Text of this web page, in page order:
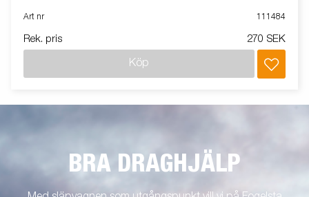
Art nr 111484
Rek. pris 270 SEK
Köp
BRA DRAGHJÄLP